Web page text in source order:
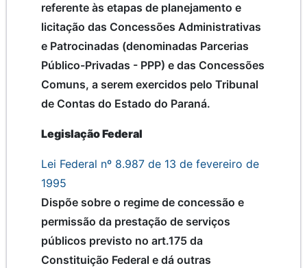
referente às etapas de planejamento e
licitação das Concessões Administrativas
e Patrocinadas (denominadas Parcerias
Público-Privadas - PPP) e das Concessões
Comuns, a serem exercidos pelo Tribunal
de Contas do Estado do Paraná.
Legislação Federal
Lei Federal nº 8.987 de 13 de fevereiro de
1995
Dispõe sobre o regime de concessão e
permissão da prestação de serviços
públicos previsto no art.175 da
Constituição Federal e dá outras